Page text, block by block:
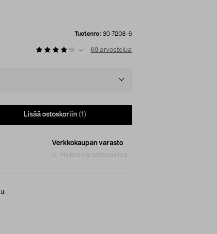
Tuotenro: 30-7208-6
68 arvostelua
Lisää ostoskoriin (1)
Verkkokaupan varasto
Hakee varastosaldoa...